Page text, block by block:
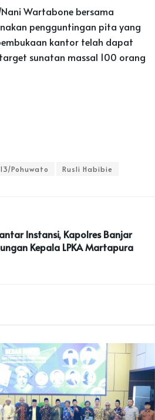
Nani Wartabone bersama
pengguntingan pita yang
kantor telah dapat
sunatan massal 100 orang
Pohuwato Rusli Habibie
Instansi, Kapolres Banjar
Kepala LPKA Martapura